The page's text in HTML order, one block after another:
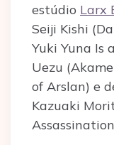
estúdio Larx
Seiji Kishi
Yuki Yuna Is
Uezu
of Arslan) e
Kazuaki